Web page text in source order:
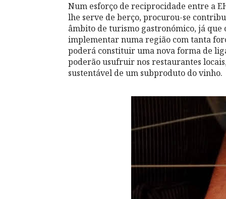
Num esforço de reciprocidade entre a
lhe serve de berço, procurou-se
âmbito de turismo gastronómico, já
implementar numa região com tanta
poderá constituir uma nova forma de
poderão usufruir nos restaurantes
sustentável de um subproduto do vinho.